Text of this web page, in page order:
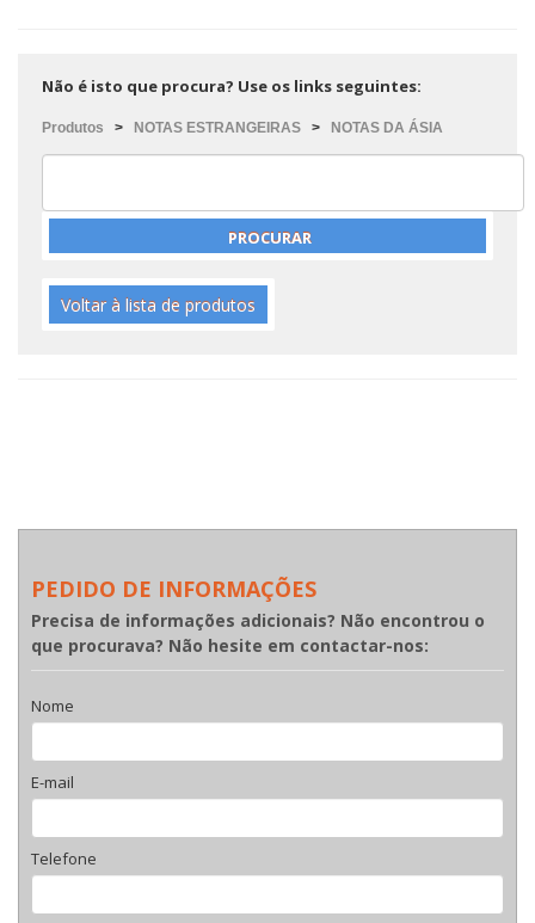
Não é isto que procura? Use os links seguintes:
Produtos > NOTAS ESTRANGEIRAS > NOTAS DA ÁSIA
Voltar à lista de produtos
PEDIDO DE INFORMAÇÕES
Precisa de informações adicionais? Não encontrou o
que procurava? Não hesite em contactar-nos:
Nome
E-mail
Telefone